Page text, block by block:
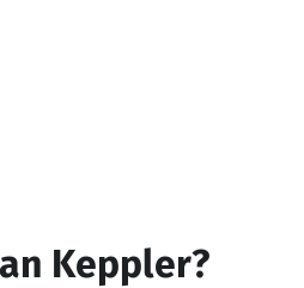
Keppler?